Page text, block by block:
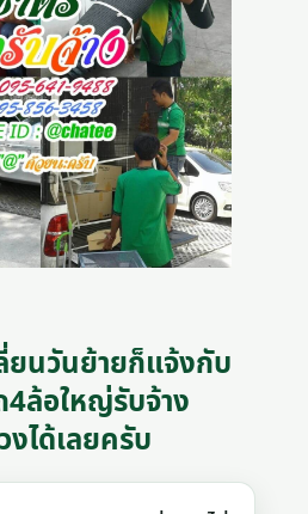
ยนวันย้ายก็แจ้งกับ
ล้อใหญ่รับจ้าง
ได้เลยครับ